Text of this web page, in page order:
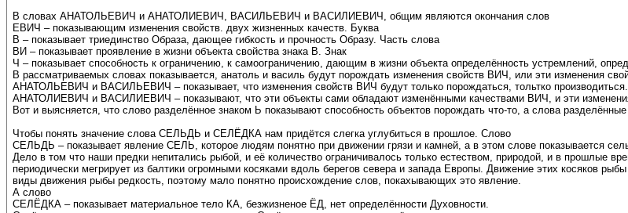
В словах АНАТОЛЬЕВИЧ и АНАТОЛИЕВИЧ, ВАСИЛЬЕВИЧ и ВАСИЛИЕВИЧ, общим являются окончания слов
ЕВИЧ – показывающим изменения свойств. двух жизненных качеств. Буква
В – показывает триединство Образа, дающее гибкость и прочность Образу. Часть слова
ВИ – показывает проявление в жизни объекта свойства знака В. Знак
Ч – показывает способность к ограничению, к самоограничению, дающим в жизни объекта определённость устремлений,
В рассматриваемых словах показывается, анатоль и василь будут порождать изменения свойств ВИЧ, или эти изменения
АНАТОЛЬЕВИЧ и ВАСИЛЬЕВИЧ – показывает, что изменения свойств ВИЧ будут только порождаться, тольтко
АНАТОЛИЕВИЧ и ВАСИЛИЕВИЧ – показывают, что эти объекты сами обладают изменёнными качествами ВИЧ, и эти
Вот и выясняется, что слово разделённое знаком Ь показывают способность объектов порождать что-то, а слова
Чтобы понять значение слова СЕЛЬДЬ и СЕЛЁДКА нам придётся слегка углубиться в прошлое. Слово
СЕЛЬДЬ – показывает явление СЕЛЬ, которое людям понятно при движении грязи и камней, а в этом слове показывается
Дело в том что наши предки непитались рыбой, и её количество ограничивалось только естеством, природой, и в прошлые
периодически мегрирует из балтики огромными косяками вдоль берегов севера и запада Европы. Движение этих косяков
виды движения рыбы редкость, поэтому мало понятно происхождение слов, покахывающих это явление.
А слово
СЕЛЁДКА – показывает материальное тело КА, безжизненое ЁД, нет определённости Духовности.